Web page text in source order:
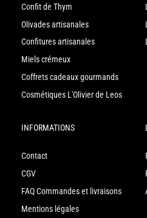
Confit de Thym
Olivades artisanales
Confitures artisanales
Miels crémeux
Coffrets cadeaux gourmands
Cosmétiques L'Olivier de Leos
INFORMATIONS
Contact
CGV
FAQ Commandes et livraisons
Mentions légales